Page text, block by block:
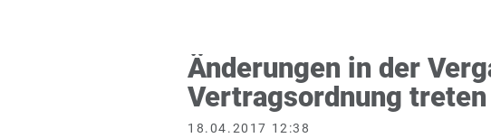
Änderungen in der
Vertragsordnung
18.04.2017 12:38